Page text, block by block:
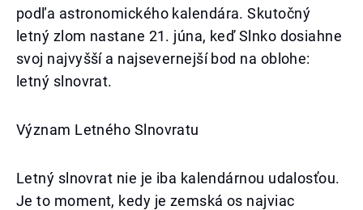
podľa astronomického kalendára. Skutočný
letný zlom nastane 21. júna, keď Slnko dosiahne
svoj najvyšší a najsevernejší bod na oblohe:
letný slnovrat.
Význam Letného Slnovratu
Letný slnovrat nie je iba kalendárnou udalosťou.
Je to moment, kedy je zemská os najviac